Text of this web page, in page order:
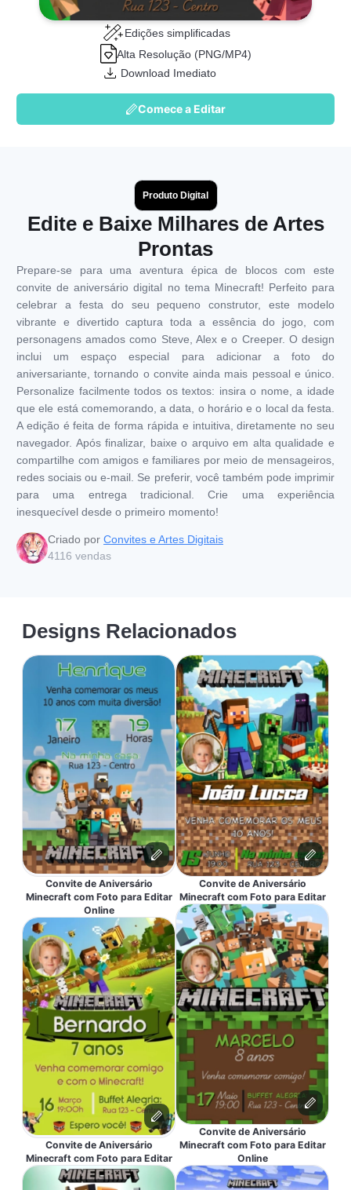
Edições simplificadas
Alta Resolução (PNG/MP4)
Download Imediato
Comece a Editar
Produto Digital
Edite e Baixe Milhares de Artes
Prontas
Prepare-se para uma aventura épica de blocos com este
convite de aniversário digital no tema Minecraft! Perfeito para
celebrar a festa do seu pequeno construtor, este modelo
vibrante e divertido captura toda a essência do jogo, com
personagens amados como Steve, Alex e o Creeper. O design
inclui um espaço especial para adicionar a foto do
aniversariante, tornando o convite ainda mais pessoal e único.
Personalize facilmente todos os textos: insira o nome, a idade
que ele está comemorando, a data, o horário e o local da festa.
A edição é feita de forma rápida e intuitiva, diretamente no seu
navegador. Após finalizar, baixe o arquivo em alta qualidade e
compartilhe com amigos e familiares por meio de mensageiros,
redes sociais ou e-mail. Se preferir, você também pode imprimir
para uma entrega tradicional. Crie uma experiência
inesquecível desde o primeiro momento!
Criado por Convites e Artes Digitais
4116 vendas
Designs Relacionados
Convite de Aniversário
Minecraft com Foto para Editar
Online
Convite de Aniversário
Minecraft com Foto para Editar
Convite de Aniversário
Minecraft com Foto para Editar
Convite de Aniversário
Minecraft com Foto para Editar
Online